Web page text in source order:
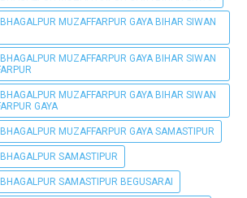
MUZAFFARPUR GAYA BIHAR SIWAN
MUZAFFARPUR GAYA BIHAR SIWAN
MUZAFFARPUR GAYA BIHAR SIWAN
GAYA
MUZAFFARPUR GAYA SAMASTIPUR
SAMASTIPUR
SAMASTIPUR BEGUSARAI